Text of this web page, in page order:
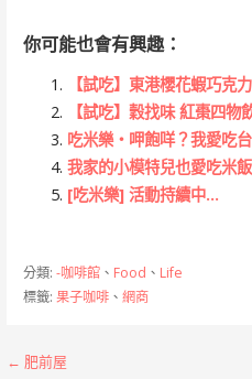
你可能也會有興趣：
【試吃】東港櫻花蝦巧克力
【試吃】穀找味 紅棗四物
吃米樂‧呷飽咩？我愛吃
我家的小模特兒也愛吃米
[吃米樂] 活動持續中…
分類: -咖啡館、 Food 、 Life
標籤: 果子咖啡、 網商
文
← 肥前屋